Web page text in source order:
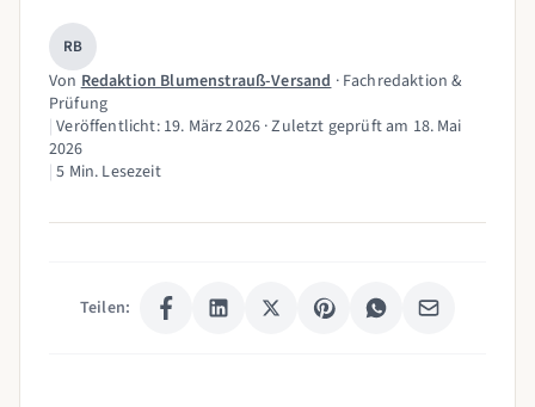
RB
VonRedaktion Blumenstrauß-Versand· Fachredaktion &
Prüfung
Veröffentlicht: 19. März 2026 · Zuletzt geprüft am 18. Mai
2026
5 Min. Lesezeit
Teilen: